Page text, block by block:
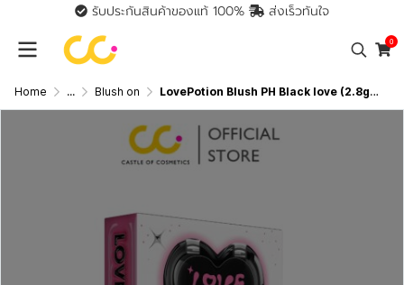
รับประกันสินค้าของแท้ 100% ส่งเร็วทันใจ
0
Home ... Blush on LovePotion Blush PH Black love (2.8g) บลัช พีเอช แบล็ก เลิฟ แพ็คเก็จใหม่